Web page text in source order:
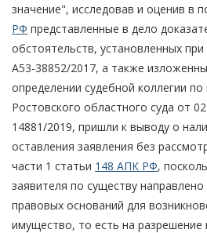
значение", исследовав и оценив в
РФ представленные в дело
обстоятельств, установленных
А53-38852/2017, а также
определении судебной коллегии
Ростовского областного суда от
14881/2019, пришли к выводу о
оставления заявления без
части 1 статьи 148 АПК РФ,
заявителя по существу
правовых оснований для
имущество, то есть на разрешение